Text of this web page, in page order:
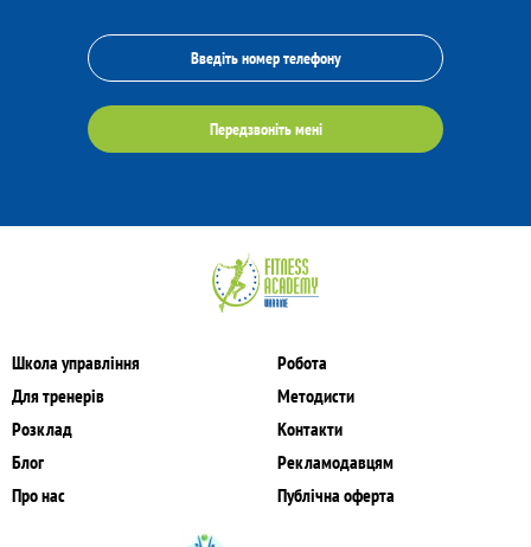
Передзвоніть мені
Школа управління
Для тренерів
Розклад
Блог
Про нас
Робота
Методисти
Контакти
Рекламодавцям
Публічна оферта